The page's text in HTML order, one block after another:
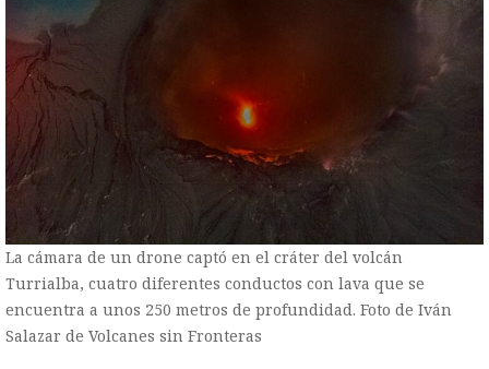
La cámara de un drone captó en el cráter del volcán
Turrialba, cuatro diferentes conductos con lava que se
encuentra a unos 250 metros de profundidad. Foto de Iván
Salazar de Volcanes sin Fronteras